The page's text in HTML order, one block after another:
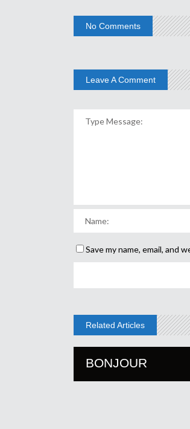
No Comments
Leave A Comment
Save my name, email, and
Related Articles
BONJOUR